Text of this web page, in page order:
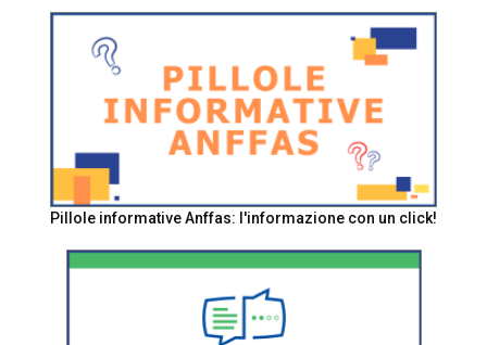
Pillole informative Anffas: l'informazione con un click!